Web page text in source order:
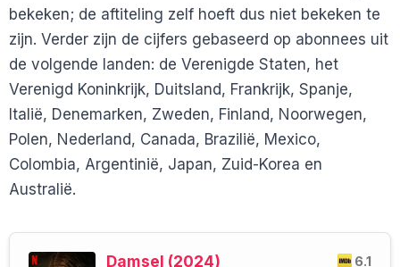
bekeken; de aftiteling zelf hoeft dus niet bekeken te
zijn. Verder zijn de cijfers gebaseerd op abonnees uit
de volgende landen: de Verenigde Staten, het
Verenigd Koninkrijk, Duitsland, Frankrijk, Spanje,
Italië, Denemarken, Zweden, Finland, Noorwegen,
Polen, Nederland, Canada, Brazilië, Mexico,
Colombia, Argentinië, Japan, Zuid-Korea en
Australië.
6.1
Damsel (2024)